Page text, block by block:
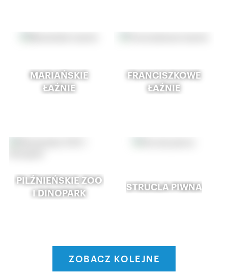
MARIAŃSKIE
ŁAŹNIE
FRANCISZKOWE
ŁAŹNIE
PILŹNIEŃSKIE ZOO
I DINOPARK
STRUCLA PIWNA
ZOBACZ KOLEJNE